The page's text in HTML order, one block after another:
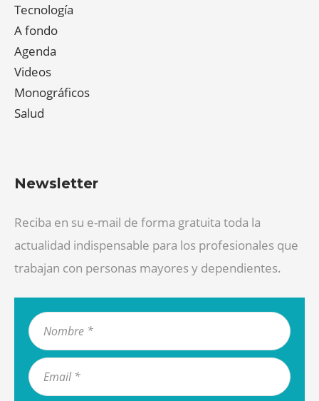
Tecnología
A fondo
Agenda
Videos
Monográficos
Salud
Newsletter
Reciba en su e-mail de forma gratuita toda la
actualidad indispensable para los profesionales que
trabajan con personas mayores y dependientes.